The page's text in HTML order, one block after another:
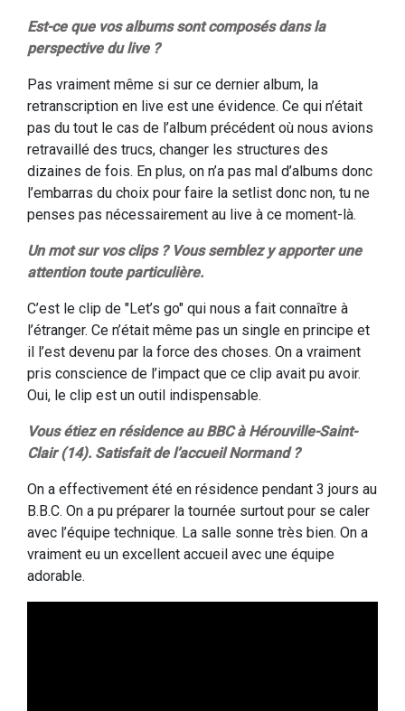
Est-ce que vos albums sont composés dans la
perspective du live ?
Pas vraiment même si sur ce dernier album, la
retranscription en live est une évidence. Ce qui n’était
pas du tout le cas de l’album précédent où nous avions
retravaillé des trucs, changer les structures des
dizaines de fois. En plus, on n’a pas mal d’albums donc
l’embarras du choix pour faire la setlist donc non, tu ne
penses pas nécessairement au live à ce moment-là.
Un mot sur vos clips ? Vous semblez y apporter une
attention toute particulière.
C’est le clip de "Let’s go" qui nous a fait connaître à
l’étranger. Ce n’était même pas un single en principe et
il l’est devenu par la force des choses. On a vraiment
pris conscience de l’impact que ce clip avait pu avoir.
Oui, le clip est un outil indispensable.
Vous étiez en résidence au BBC à Hérouville-Saint-
Clair (14). Satisfait de l’accueil Normand ?
On a effectivement été en résidence pendant 3 jours au
B.B.C. On a pu préparer la tournée surtout pour se caler
avec l’équipe technique. La salle sonne très bien. On a
vraiment eu un excellent accueil avec une équipe
adorable.